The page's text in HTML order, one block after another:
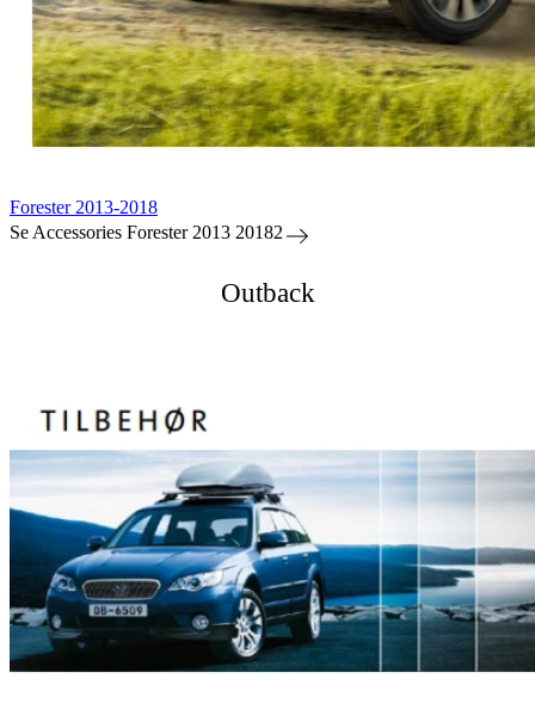
Forester 2013-2018
Se Accessories Forester 2013 20182
Outback